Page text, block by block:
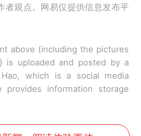
者观点。网易仅提供信息发布平
above (including the pictures
is uploaded and posted by a
which is a social media
provides information storage